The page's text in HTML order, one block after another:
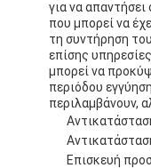
για να
που μπορεί να
τη συντήρηση
επίσης
μπορεί να
περιόδου
περιλαμβάνουν,
Επισκευή